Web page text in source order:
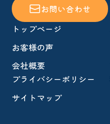
お問い合わせ
トップページ
お客様の声
会社概要
プライバシーポリシー
サイトマップ